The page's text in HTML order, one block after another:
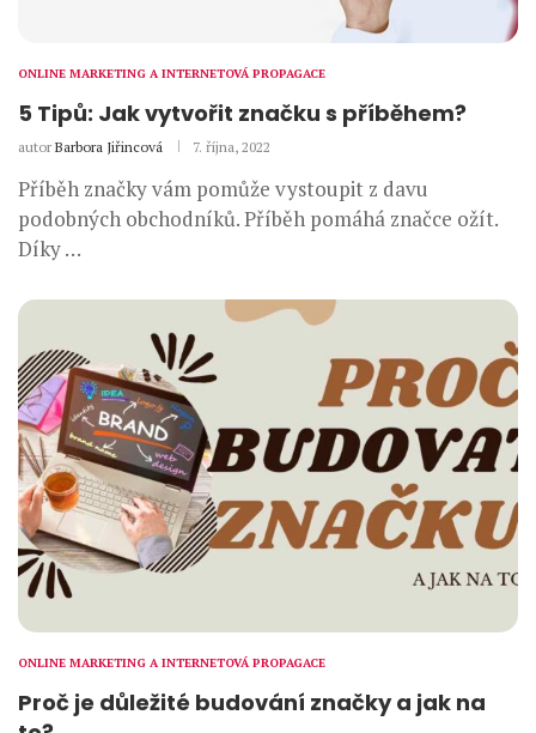
ONLINE MARKETING A INTERNETOVÁ PROPAGACE
5 Tipů: Jak vytvořit značku s příběhem?
autor Barbora Jiřincová 7. října, 2022
Příběh značky vám pomůže vystoupit z davu
podobných obchodníků. Příběh pomáhá značce ožít.
Díky …
ONLINE MARKETING A INTERNETOVÁ PROPAGACE
Proč je důležité budování značky a jak na